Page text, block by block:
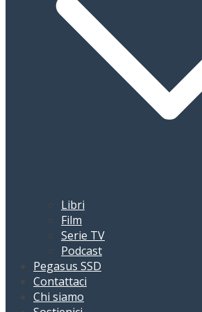
Libri
Film
Serie TV
Podcast
Pegasus SSD
Contattaci
Chi siamo